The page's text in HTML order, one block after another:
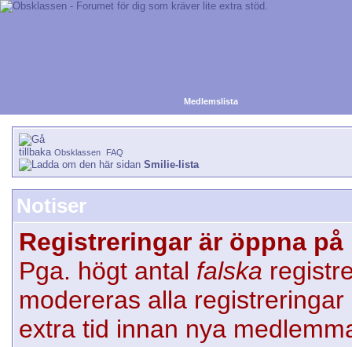
Medlemslista
Obsklassen FAQ
Smilie-lista
Notiser
Registreringar är öppna
Pga. högt antal falska
modereras alla
extra tid innan nya